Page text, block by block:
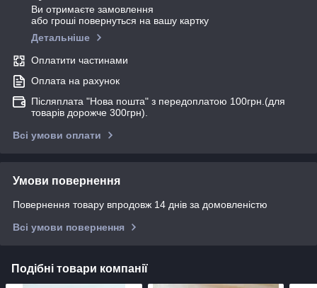
Ви отримаєте замовлення
або гроші повернуться на вашу картку
Детальніше
Оплатити частинами
Оплата на рахунок
Післяплата "Нова пошта" з передоплатою 100грн.(для
товарів дорожче 300грн).
Всі умови оплати
Умови повернення
Повернення товару впродовж 14 днів за домовленістю
Всі умови повернення
Подібні товари компанії